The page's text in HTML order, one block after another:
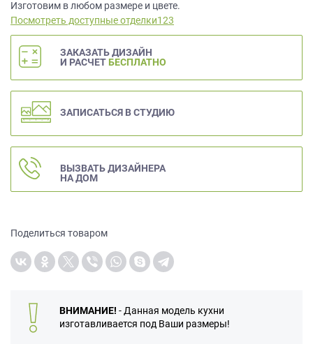
Изготовим в любом размере и цвете.
Посмотреть доступные отделки123
ЗАКАЗАТЬ ДИЗАЙН
И РАСЧЕТ БЕСПЛАТНО
ЗАПИСАТЬСЯ В СТУДИЮ
ВЫЗВАТЬ ДИЗАЙНЕРА
НА ДОМ
Поделиться товаром
ВНИМАНИЕ! - Данная модель кухни
изготавливается под Ваши размеры!
данных.